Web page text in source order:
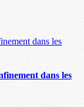
dans les